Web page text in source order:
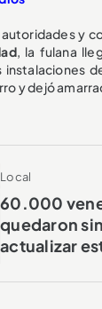
y
, la fulana
y dejó
Local
60.000
quedaron
actualizar